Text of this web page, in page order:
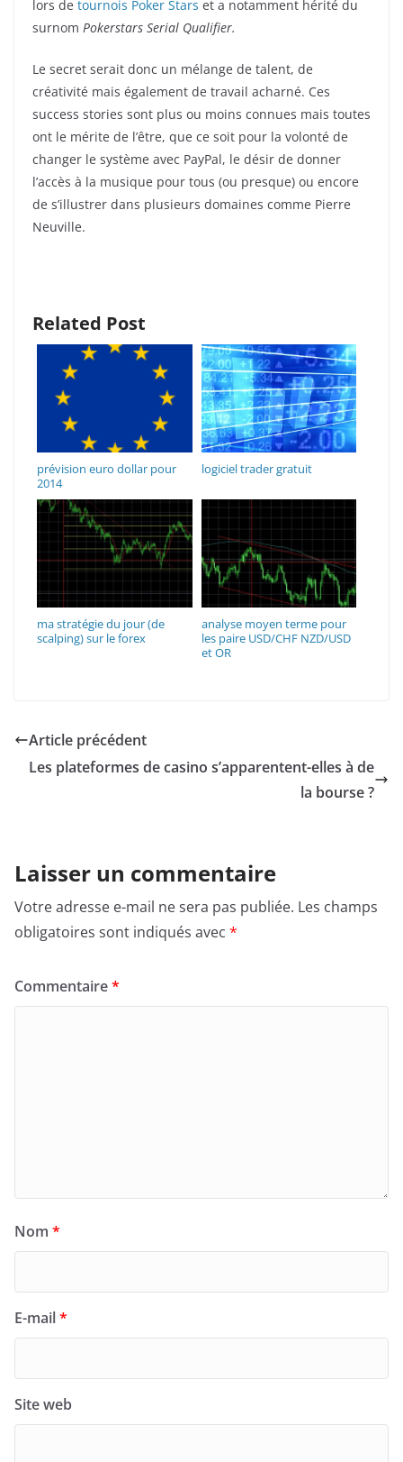
lors de tournois Poker Stars et a notamment hérité du
surnom Pokerstars Serial Qualifier.
Le secret serait donc un mélange de talent, de
créativité mais également de travail acharné. Ces
success stories sont plus ou moins connues mais toutes
ont le mérite de l’être, que ce soit pour la volonté de
changer le système avec PayPal, le désir de donner
l’accès à la musique pour tous (ou presque) ou encore
de s’illustrer dans plusieurs domaines comme Pierre
Neuville.
Related Post
prévision euro dollar pour
2014
logiciel trader gratuit
ma stratégie du jour (de
scalping) sur le forex
analyse moyen terme pour
les paire USD/CHF NZD/USD
et OR
Article précédent
Les plateformes de casino s’apparentent-elles à de
la bourse ?
Laisser un commentaire
Votre adresse e-mail ne sera pas publiée. Les champs
obligatoires sont indiqués avec *
Commentaire*
Nom *
E-mail*
Site web